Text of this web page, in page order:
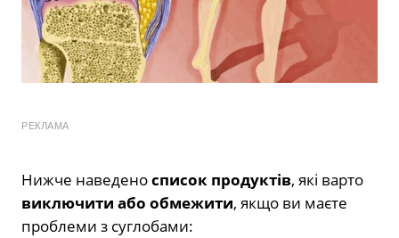
РЕКЛАМА
Нижче наведеносписок продуктів, які варто
виключити або обмежити, якщо ви маєте
проблеми з суглобами: